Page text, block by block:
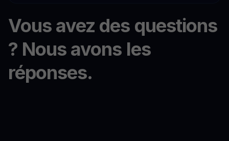
Vous avez des questions
? Nous avons les
réponses.